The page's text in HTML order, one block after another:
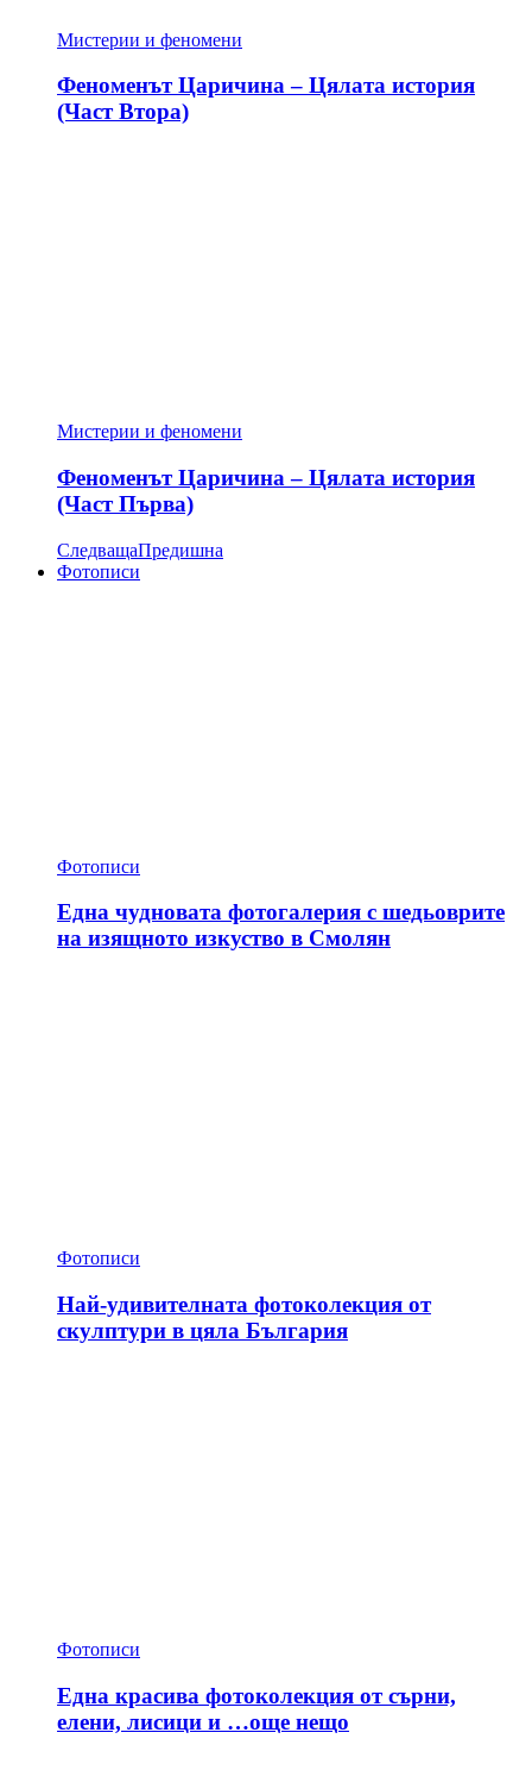
Мистерии и феномени
Феноменът Царичина – Цялата история
(Част Втора)
Мистерии и феномени
Феноменът Царичина – Цялата история
(Част Първа)
СледващаПредишна
Фотописи
Фотописи
Една чудновата фотогалерия с шедьоврите
на изящното изкуство в Смолян
Фотописи
Най-удивителната фотоколекция от
скулптури в цяла България
Фотописи
Една красива фотоколекция от сърни,
елени, лисици и …още нещо